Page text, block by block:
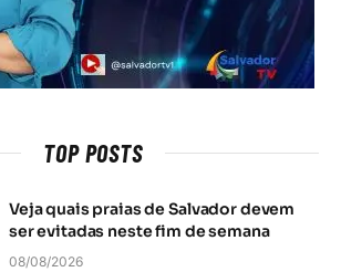
TOP POSTS
Veja quais praias de Salvador devem
ser evitadas neste fim de semana
08/08/2026